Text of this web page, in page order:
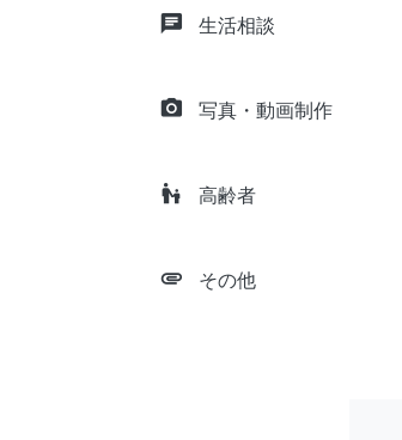
chat 生活相談
camera_alt 写真・動画制作
escalator_warning 高齢者
attachment その他